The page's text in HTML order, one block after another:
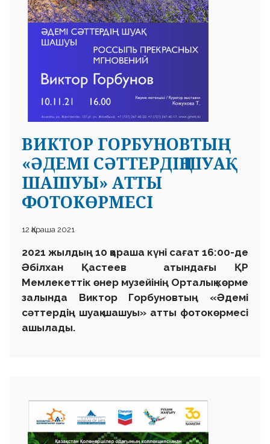
ВИКТОР ГОРБУНОВТЫҢ
«ӘДЕМІ СӘТТЕРДІҢ ШУАҚ
ШАШУЫ» АТТЫ
ФОТОКӨРМЕСІ
12 Қараша 2021
2021 жылдың 10 қараша күні сағат 16:00-де
Әбілхан Қастеев атындағы ҚР
Мемлекеттік өнер музейінің Орталық көрме
залында Виктор Горбуновтың «Әдемі
сәттердің шуақ шашуы» атты фотокөрмесі
ашылады.